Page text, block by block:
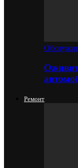
Ремонт